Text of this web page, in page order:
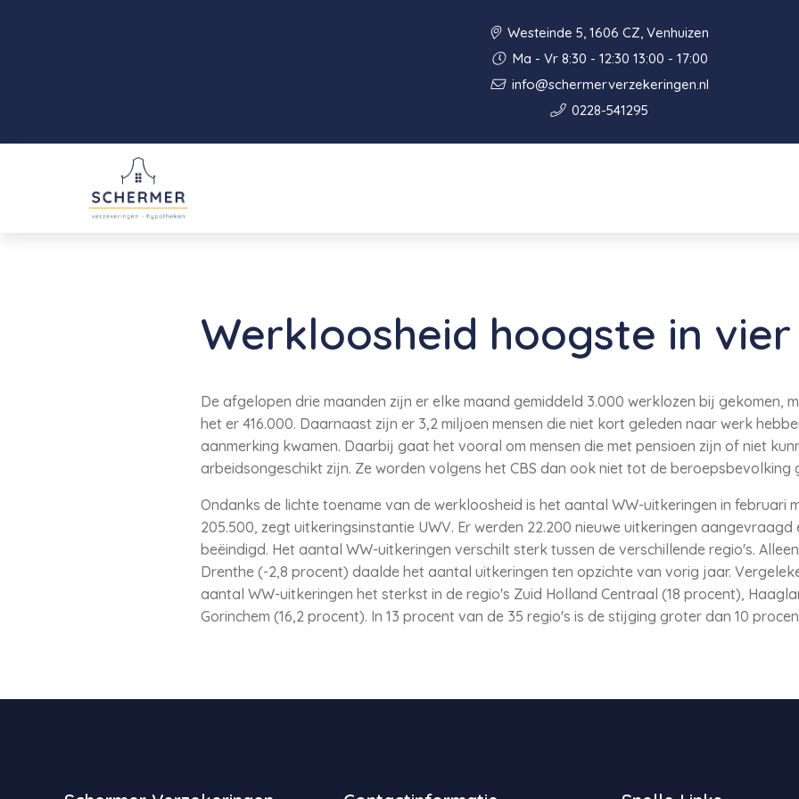
Westeinde 5, 1606 CZ, Venhuizen
Ma - Vr 8:30 - 12:30 13:00 - 17:00
info@schermerverzekeringen.nl
0228-541295
Werkloosheid hoogste in
De afgelopen drie maanden zijn er elke maand gemiddeld 3.000 werklozen bij gekomen,
het er 416.000. Daarnaast zijn er 3,2 miljoen mensen die niet kort geleden naar werk
aanmerking kwamen. Daarbij gaat het vooral om mensen die met pensioen zijn of niet
arbeidsongeschikt zijn. Ze worden volgens het CBS dan ook niet tot de beroepsbevolking
Ondanks de lichte toename van de werkloosheid is het aantal WW-uitkeringen in februari
205.500, zegt uitkeringsinstantie UWV. Er werden 22.200 nieuwe uitkeringen aangevraagd
beëindigd. Het aantal WW-uitkeringen verschilt sterk tussen de verschillende regio's.
Drenthe (-2,8 procent) daalde het aantal uitkeringen ten opzichte van vorig jaar.
aantal WW-uitkeringen het sterkst in de regio's Zuid Holland Centraal (18 procent),
Gorinchem (16,2 procent). In 13 procent van de 35 regio's is de stijging groter dan 10